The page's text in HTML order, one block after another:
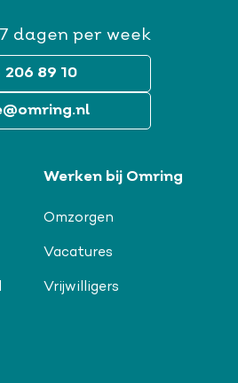
dagen per week
206 89 10
Werken bij Omring
Omzorgen
Vacatures
Vrijwilligers